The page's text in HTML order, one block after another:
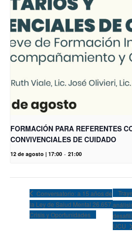
FORMACIÓN PARA REFERENTES
CONVIVENCIALES DE CUIDADO
12 de agosto | 17:00 - 21:00
Conversatorio: a 15 años de
la Ley de Salud Mental 26.657.
Crisis y Oportunidades
UCU